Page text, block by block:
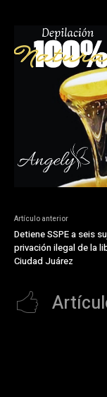
Artículo anterior
Detiene SSPE a seis
privación ilegal de la
Ciudad Juárez